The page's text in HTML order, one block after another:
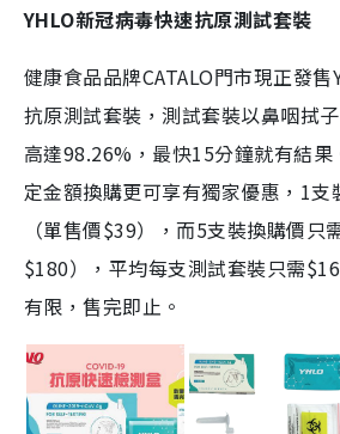
YHLO新冠病毒快速抗原測試套裝
健康食品品牌CATALO門市現正發
抗原測試套裝，測試套裝以鼻咽拭
高達98.26%，最快15分鐘就有結
定金額換購更可享有獨家優惠，1
（單售價$39），而5支裝換購價只
$180），平均每支測試套裝只需
有限，售完即止。